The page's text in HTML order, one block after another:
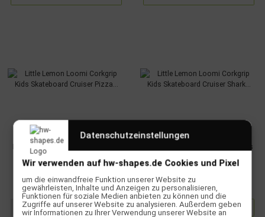
Little Lemon Loomi Corkgrip Kids
Skateboard Cruiser Pizza Cat
24.75"
109,95 €
Little Lemon Loomi Corkgrip Kids
Zum Artikel
Datenschutzeinstellungen
Wir verwenden auf hw-shapes.de Cookies und Pixel
um die einwandfreie Funktion unserer Website zu
gewährleisten, Inhalte und Anzeigen zu personalisieren,
Funktionen für soziale Medien anbieten zu können und die
Zugriffe auf unserer Website zu analysieren. Außerdem geben
wir Informationen zu Ihrer Verwendung unserer Website an